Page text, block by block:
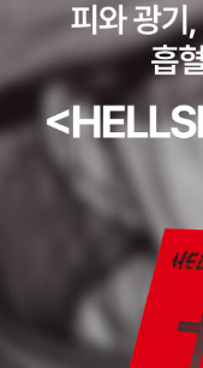
★ 저자 서문 ★ 이클립스 플랫폼은 모듈 형태의 플러그인과 애
플리케이션 개발을 지
러그인을 만드는 일반
이 책은 자신만의 확장
이클립스 애플리케이
같은 좀 더 깊이 있는
클립스 플러그인 개발
립스 4 플러그인』(에
이해한다고 예상하고
과 독립형 OSGi 프레임